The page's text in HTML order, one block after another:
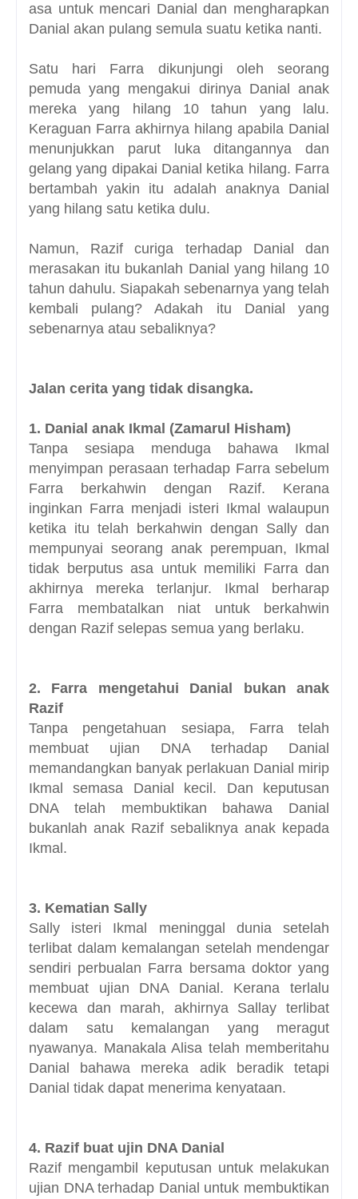
asa untuk mencari Danial dan mengharapkan
Danial akan pulang semula suatu ketika nanti.
Satu hari Farra dikunjungi oleh seorang
pemuda yang mengakui dirinya Danial anak
mereka yang hilang 10 tahun yang lalu.
Keraguan Farra akhirnya hilang apabila Danial
menunjukkan parut luka ditangannya dan
gelang yang dipakai Danial ketika hilang. Farra
bertambah yakin itu adalah anaknya Danial
yang hilang satu ketika dulu.
Namun, Razif curiga terhadap Danial dan
merasakan itu bukanlah Danial yang hilang 10
tahun dahulu. Siapakah sebenarnya yang telah
kembali pulang? Adakah itu Danial yang
sebenarnya atau sebaliknya?
Jalan cerita yang tidak disangka.
1. Danial anak Ikmal (Zamarul Hisham)
Tanpa sesiapa menduga bahawa Ikmal
menyimpan perasaan terhadap Farra sebelum
Farra berkahwin dengan Razif. Kerana
inginkan Farra menjadi isteri Ikmal walaupun
ketika itu telah berkahwin dengan Sally dan
mempunyai seorang anak perempuan, Ikmal
tidak berputus asa untuk memiliki Farra dan
akhirnya mereka terlanjur. Ikmal berharap
Farra membatalkan niat untuk berkahwin
dengan Razif selepas semua yang berlaku.
2. Farra mengetahui Danial bukan anak
Razif
Tanpa pengetahuan sesiapa, Farra telah
membuat ujian DNA terhadap Danial
memandangkan banyak perlakuan Danial mirip
Ikmal semasa Danial kecil. Dan keputusan
DNA telah membuktikan bahawa Danial
bukanlah anak Razif sebaliknya anak kepada
Ikmal.
3. Kematian Sally
Sally isteri Ikmal meninggal dunia setelah
terlibat dalam kemalangan setelah mendengar
sendiri perbualan Farra bersama doktor yang
membuat ujian DNA Danial. Kerana terlalu
kecewa dan marah, akhirnya Sallay terlibat
dalam satu kemalangan yang meragut
nyawanya. Manakala Alisa telah memberitahu
Danial bahawa mereka adik beradik tetapi
Danial tidak dapat menerima kenyataan.
4. Razif buat ujin DNA Danial
Razif mengambil keputusan untuk melakukan
ujian DNA terhadap Danial untuk membuktikan